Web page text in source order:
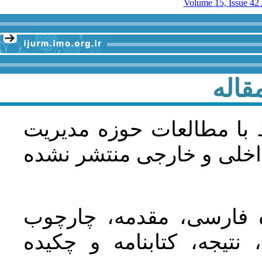
با مطالعات حوزه مديريت
و خارجی منتشر نشده
فارسی، مقدمه، چارچوب
کتابنامه و چکیده